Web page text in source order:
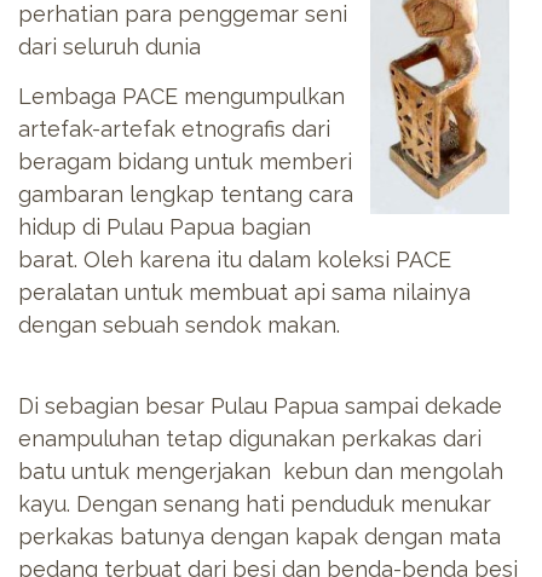
perhatian para penggemar seni
dari seluruh dunia
Lembaga PACE mengumpulkan
artefak-artefak etnografis dari
beragam bidang untuk memberi
gambaran lengkap tentang cara
hidup di Pulau Papua bagian
barat. Oleh karena itu dalam koleksi PACE
peralatan untuk membuat api sama nilainya
dengan sebuah sendok makan.
Di sebagian besar Pulau Papua sampai dekade
enampuluhan tetap digunakan perkakas dari
batu untuk mengerjakan kebun dan mengolah
kayu. Dengan senang hati penduduk menukar
perkakas batunya dengan kapak dengan mata
pedang terbuat dari besi dan benda-benda besi